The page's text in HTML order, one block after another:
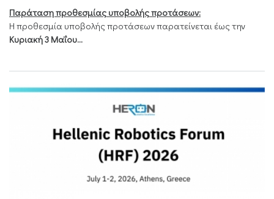
Παράταση προθεσμίας υποβολής προτάσεων:
Η προθεσμία υποβολής προτάσεων παρατείνεται έως την
Κυριακή 3 Μαΐου...